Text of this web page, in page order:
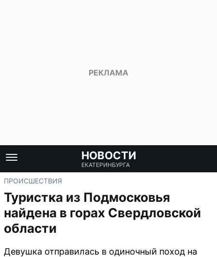
НОВОСТИ
ЕКАТЕРИНБУРГА
ПРОИСШЕСТВИЯ
Туристка из Подмосковья
найдена в горах Свердловской
области
Девушка отправилась в одиночный поход на